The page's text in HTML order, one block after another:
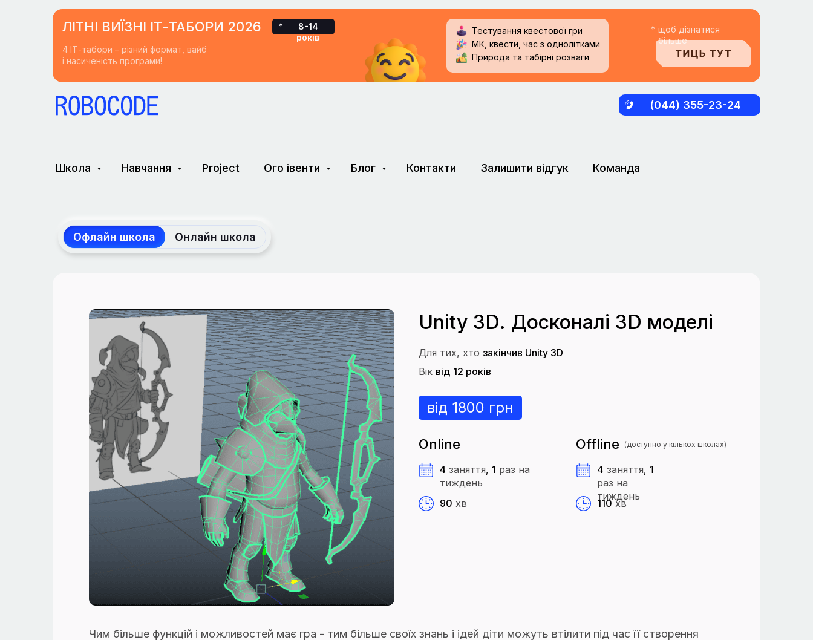
ЛІТНІ ВИЇЗНІ ІТ-ТАБОРИ 2026
Тестування квестової гри
МК, квести, час з однолітками
Природа та табірні розваги
4 ІТ-табори – різний формат, вайб
і насиченість програми!
* щоб дізнатися
більше
8-14
років
*
(044) 355-23-24
Школа Навчання Project Ого івенти Блог Контакти Залишити відгук Команда
Офлайн школа Онлайн школа
Unity 3D. Досконалі 3D моделі
Для тих, хто закінчив Unity 3D
від 1800 грн
Вік від 12 років
Чим більше функцій і можливостей має гра - тим більше своїх знань і ідей діти можуть втілити під час її створення
Online Offline
4 заняття, 1 раз на
тиждень
4 заняття, 1
раз на
тиждень
110 хв
90 хв
(доступно у кількох школах)